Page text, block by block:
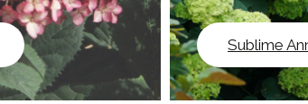
Sublime